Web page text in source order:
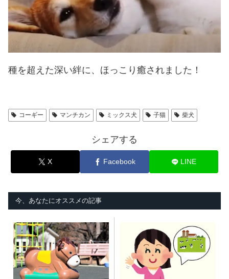
種を超えた深い絆に、ほっこり癒されました！
コーギー マンチカン ミックス犬 子猫 柴犬
シェアする
X Facebook LINE
今、あなたにオススメの記事